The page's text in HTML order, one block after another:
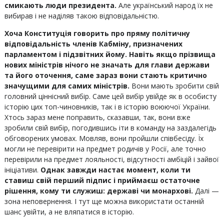
смикають люди президента. Але український народ їх не
вибирав і не наділяв такою відповідальністю.
Хоча Конституція говорить про пряму політичну
відповідальність членів Кабміну, призначених
парламентом і підзвітних йому. Навіть якщо прізвища
нових міністрів нічого не значать для глави держави
та його оточення, саме зараз вони стають критично
значущими для самих міністрів. Вони мають зробити свій
головний ціннісний вибір. Саме цей вибір увійде як в особисту
історію цих топ-чиновників, так і в історію воюючої України.
Хтось зараз мене поправить, сказавши, так, вони вже
зробили свій вибір, погодившись іти в команду на заздалегідь
обговорених умовах. Мовляв, вони пройшли співбесіду. Їх
могли не перевірити на предмет родичів у Росії, але точно
перевірили на предмет лояльності, відсутності амбіцій і зайвої
ініціативи. Однак завжди настає момент, коли ти
ставиш свій перший підпис і приймаєш остаточне
рішення, кому ти служиш: державі чи монархові. Далі —
зона неповернення. І тут ще можна використати останній
шанс увійти, а не вляпатися в історію.